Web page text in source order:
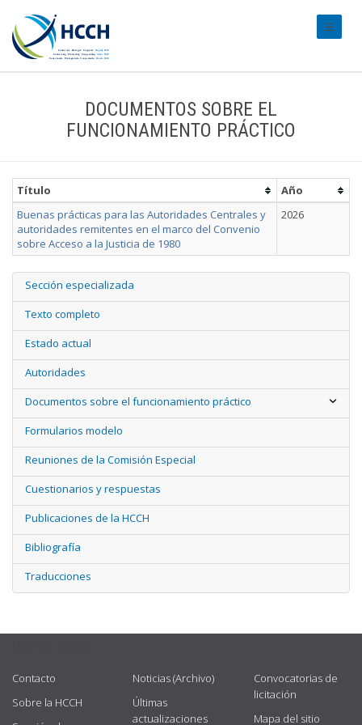
DOCUMENTOS SOBRE EL
FUNCIONAMIENTO PRÁCTICO
Título
Año
Buenas prácticas para las Autoridades Centrales y
autoridades remitentes en el marco del Convenio
sobre Acceso a la Justicia de 1980
2026
Sección especializada
Texto completo
Estado actual
Autoridades
Documentos sobre el funcionamiento práctico
Formularios modelo
Reuniones de la Comisión Especial
Cuestionarios y respuestas
Publicaciones de la HCCH
Bibliografía
Traducciones
Contacto
Sobre la HCCH
Noticias (Archivo)
Últimas
actualizaciones
Convocatorias de
licitación
Mapa del sitio